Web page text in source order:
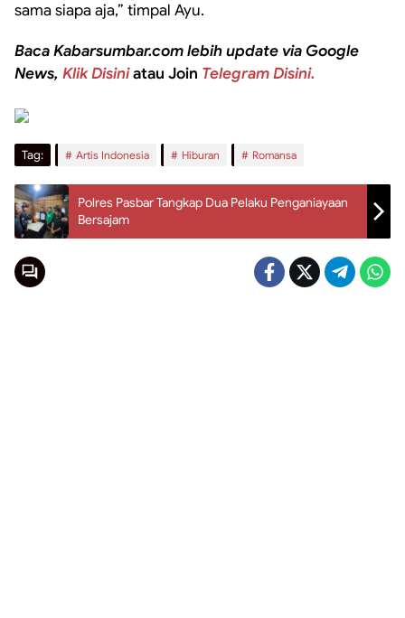
sama siapa aja,” timpal Ayu.
Baca Kabarsumbar.com lebih update via Google
News, Klik Disiniatau Join Telegram Disini.
Tag: Artis Indonesia Hiburan Romansa
Polres Pasbar Tangkap Dua Pelaku Penganiayaan
Bersajam